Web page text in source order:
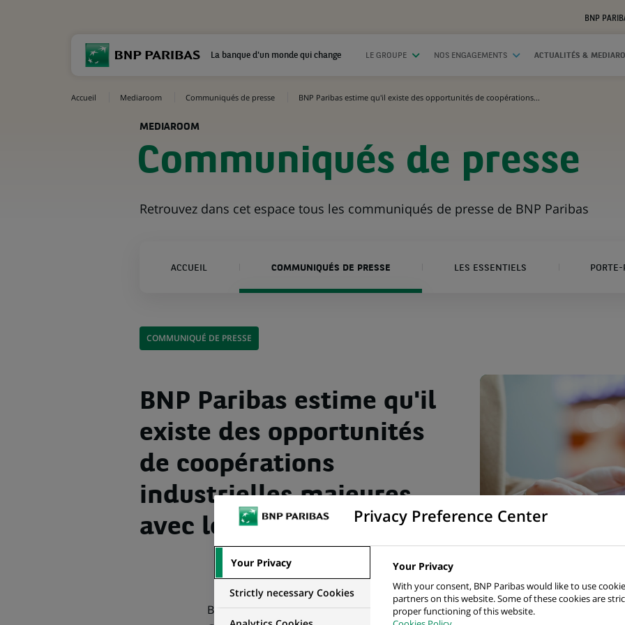
BNP
La banque d'un monde qui change LE GROUPE NOS ENGAGEMENTS ACTUALITÉS &
Accueil Mediaroom Communiqués de presse BNP Paribas estime qu'il existe des opportunités de coopérations...
MEDIAROOM
Communiqués de presse
Retrouvez dans cet espace tous les communiqués de presse de BNP Paribas
ACCUEIL COMMUNIQUÉS DE PRESSE LES ESSENTIELS PORTE-
COMMUNIQUÉ DE PRESSE
BNP Paribas estime qu'il
existe des opportunités
de coopérations
industrielles majeures
avec le Crédit Lyonnais
BNP Paribas estime qu'il existe des opportunités de coopérations industrielles
Privacy Preference Center
Your Privacy
Strictly necessary Cookies
Your Privacy
With your consent, BNP Paribas would like to use
partners on this website. Some of these cookies are
proper functioning of this website.